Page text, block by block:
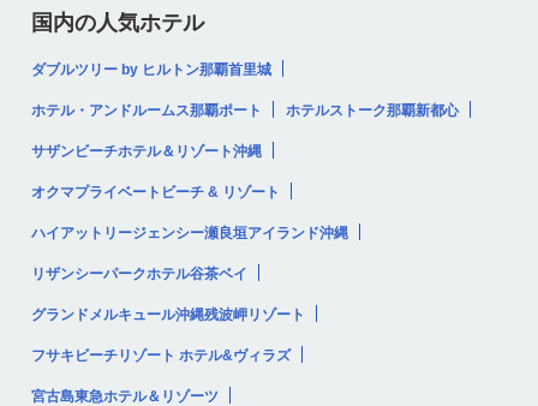
国内の人気ホテル
ダブルツリー by ヒルトン那覇首里城
ホテル・アンドルームス那覇ポート ホテルストーク那覇新都心
サザンビーチホテル＆リゾート沖縄
オクマプライベートビーチ & リゾート
ハイアットリージェンシー瀬良垣アイランド沖縄
リザンシーパークホテル谷茶ベイ
グランドメルキュール沖縄残波岬リゾート
フサキビーチリゾート ホテル&ヴィラズ
宮古島東急ホテル＆リゾーツ